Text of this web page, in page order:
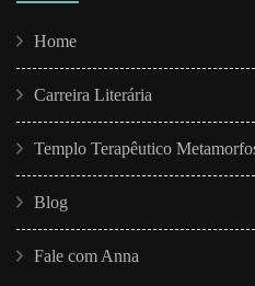
Home
Carreira Literária
Templo Terapêutico
Blog
Fale com Anna